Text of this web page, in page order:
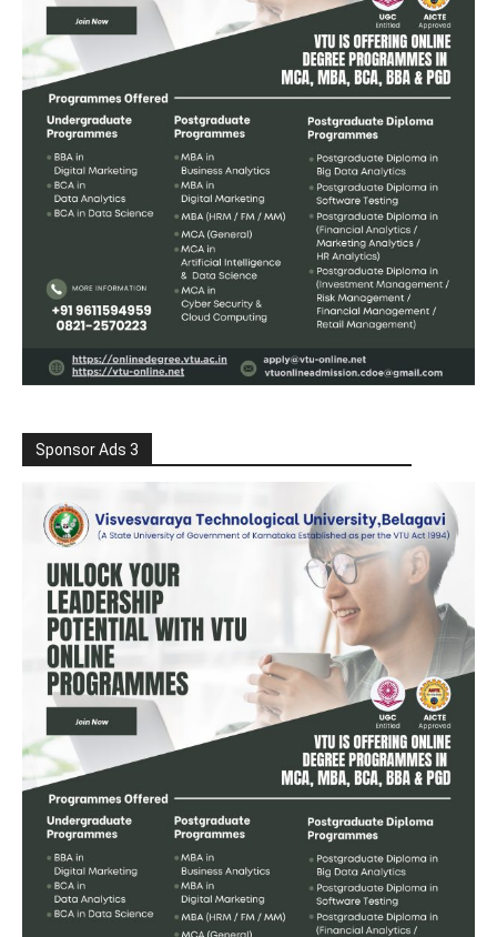
Sponsor Ads 3